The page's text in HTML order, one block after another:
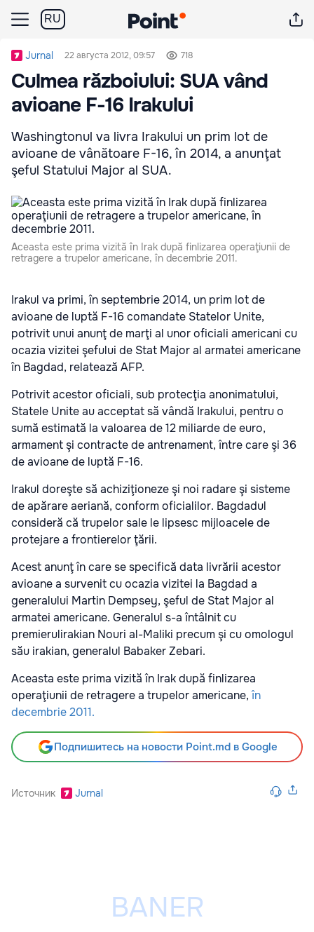
RU
Jurnal 22 августа 2012, 09:57 718
Culmea războiului: SUA vând
avioane F-16 Irakului
Washingtonul va livra Irakului un prim lot de
avioane de vânătoare F-16, în 2014, a anunţat
şeful Statului Major al SUA.
Aceasta este prima vizită în Irak după finlizarea operaţiunii de
retragere a trupelor americane, în decembrie 2011.
Irakul va primi, în septembrie 2014, un prim lot de
avioane de luptă F-16 comandate Statelor Unite,
potrivit unui anunţ de marţi al unor oficiali americani cu
ocazia vizitei şefului de Stat Major al armatei americane
în Bagdad, relatează AFP.
Potrivit acestor oficiali, sub protecţia anonimatului,
Statele Unite au acceptat să vândă Irakului, pentru o
sumă estimată la valoarea de 12 miliarde de euro,
armament şi contracte de antrenament, între care şi 36
de avioane de luptă F-16.
Irakul doreşte să achiziţioneze şi noi radare şi sisteme
de apărare aeriană, conform oficialilor. Bagdadul
consideră că trupelor sale le lipsesc mijloacele de
protejare a frontierelor ţării.
Acest anunţ în care se specifică data livrării acestor
avioane a survenit cu ocazia vizitei la Bagdad a
generalului Martin Dempsey, şeful de Stat Major al
armatei americane. Generalul s-a întâlnit cu
premierulirakian Nouri al-Maliki precum şi cu omologul
său irakian, generalul Babaker Zebari.
Aceasta este prima vizită în Irak după finlizarea
operaţiunii de retragere a trupelor americane,în
decembrie 2011.
Подпишитесь на новости Point.md в Google
Источник Jurnal